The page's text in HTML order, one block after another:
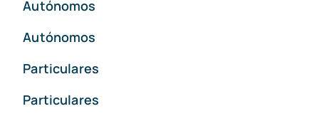
Autónomos
Autónomos
Particulares
Particulares